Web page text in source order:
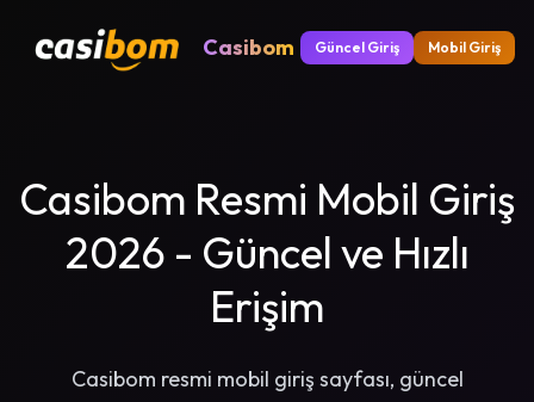
Casibom Güncel Giriş Mobil Giriş
Casibom Resmi Mobil Giriş
2026 - Güncel ve Hızlı
Erişim
Casibom resmi mobil giriş sayfası, güncel